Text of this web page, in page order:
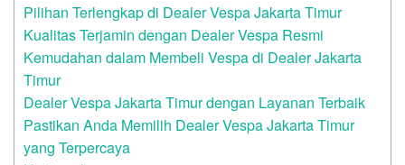
Pilihan Terlengkap di Dealer Vespa Jakarta Timur
Kualitas Terjamin dengan Dealer Vespa Resmi
Kemudahan dalam Membeli Vespa di Dealer Jakarta
Timur
Dealer Vespa Jakarta Timur dengan Layanan Terbaik
Pastikan Anda Memilih Dealer Vespa Jakarta Timur
yang Terpercaya